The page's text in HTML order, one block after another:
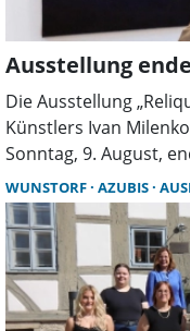
Ausstellung
Die Ausstellung
Künstlers Ivan
Sonntag, 9. August,
Kirche“ mit einer
können die Werke
besichtigen.
WUNSTORF AZUBIS